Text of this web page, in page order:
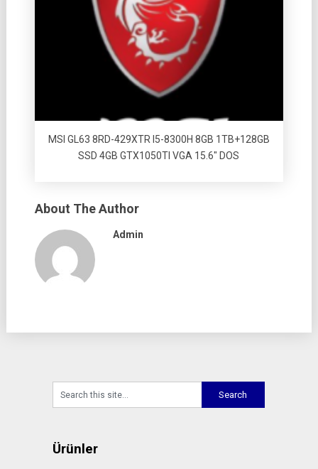
MSI GL63 8RD-429XTR I5-8300H 8GB 1TB+128GB
SSD 4GB GTX1050TI VGA 15.6″ DOS
About The Author
Admin
Ürünler